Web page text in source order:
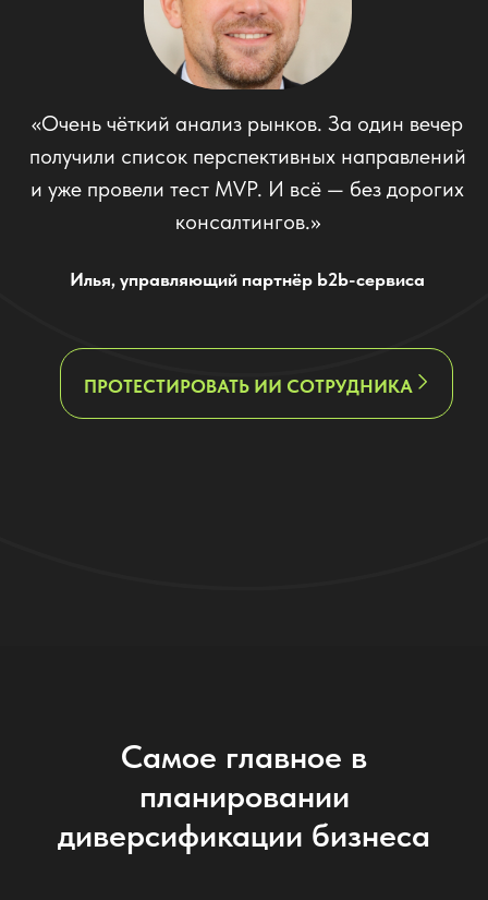
Самое главное в
планировании
диверсификации бизнеса